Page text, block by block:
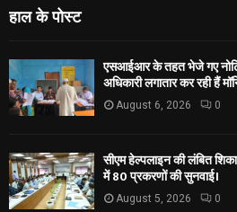
हाल के पोस्ट
एसआईआर के तहत भेजे गए
अधिकारी लगातार कर रही हैं
August 6, 2026 0
सीएम हेल्पलाइन की लंबित
में 80 प्रकरणों की सुनवाई।
August 5, 2026 0